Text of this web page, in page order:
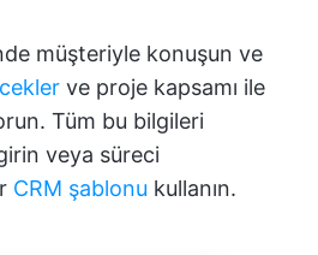
müşteriyle konuşun ve
ve proje kapsamı ile
Tüm bu bilgileri
veya süreci
CRM şablonu kullanın.